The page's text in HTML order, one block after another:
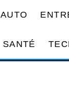
AUTO
SANTÉ